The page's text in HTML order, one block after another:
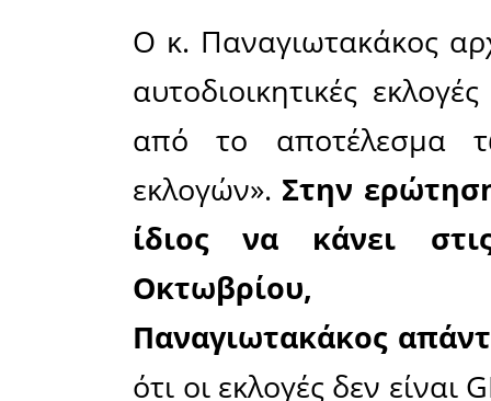
31-03-2023
Πρώτη
δανείων και
υποστήριξης